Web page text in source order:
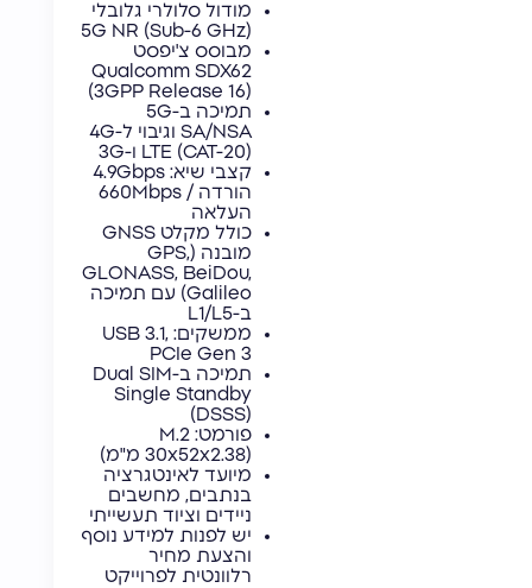
מודול סלולרי גלובלי
5G NR (Sub-6 GHz)
מבוסס צ'יפסט
Qualcomm SDX62
(3GPP Release 16)
תמיכה ב-5G
SA/NSA וגיבוי ל-4G
LTE (CAT-20) ו-3G
קצבי שיא: 4.9Gbps
הורדה / 660Mbps
העלאה
כולל מקלט GNSS
מובנה (GPS,
GLONASS, BeiDou,
Galileo) עם תמיכה
ב-L1/L5
ממשקים: USB 3.1,
PCIe Gen 3
תמיכה ב-Dual SIM
Single Standby
(DSSS)
פורמט: M.2
(30x52x2.38 מ"מ)
מיועד לאינטגרציה
בנתבים, מחשבים
ניידים וציוד תעשייתי
יש לפנות למידע נוסף
והצעת מחיר
רלוונטית לפרוייקט